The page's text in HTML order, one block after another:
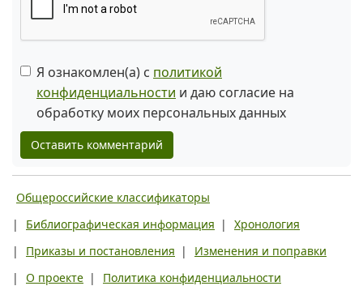
Я ознакомлен(а) с политикой
конфиденциальности и даю согласие на
обработку моих персональных данных
Оставить комментарий
Общероссийские классификаторы
|
Библиографическая информация |
Хронология
|
Приказы и постановления |
Изменения и поправки
|
О проекте | Политика конфиденциальности